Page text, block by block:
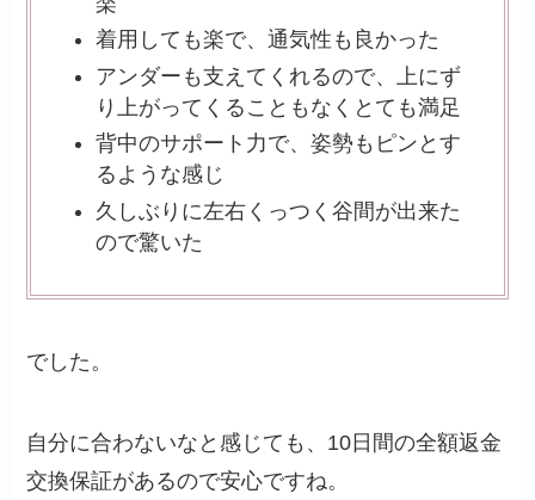
着用しても楽で、通気性も良かった
アンダーも支えてくれるので、上にず
り上がってくることもなくとても満足
背中のサポート力で、姿勢もピンとす
るような感じ
久しぶりに左右くっつく谷間が出来た
ので驚いた
でした。
自分に合わないなと感じても、10日間の全額返金
交換保証があるので安心ですね。